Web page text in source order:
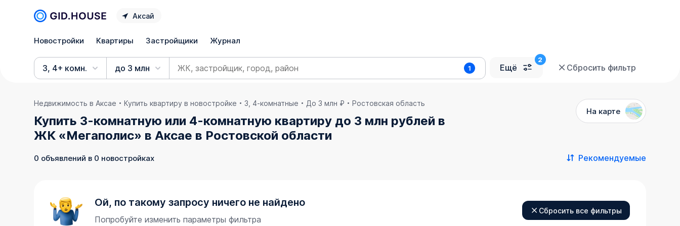
Аксай
Новостройки Квартиры Застройщики Журнал
3, 4+ комн. до 3 млн 1 Ещё Сбросить фильтр
Недвижимость в Аксае Купить квартиру в новостройке 3, 4-комнатные До 3 млн ₽ Ростовская область
Купить 3-комнатную или 4-комнатную квартиру до 3 млн рублей в
ЖК «Мегаполис» в Аксае в Ростовской области
На карте
0 объявлений в 0 новостройках Рекомендуемые
Ой, по такому запросу ничего не найдено
Попробуйте изменить параметры фильтра
Сбросить все фильтры